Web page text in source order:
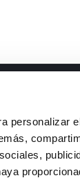
personalizar
gobierno
de gestión